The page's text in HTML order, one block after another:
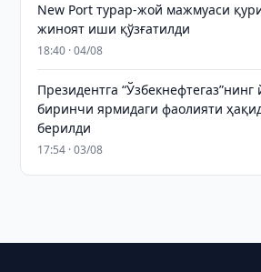
New Port турар-жой мажмуаси
жиноят иши қўзғатилди
18:40 · 04/08
Президентга
биринчи ярмидаги фаолияти
берилди
17:54 · 03/08